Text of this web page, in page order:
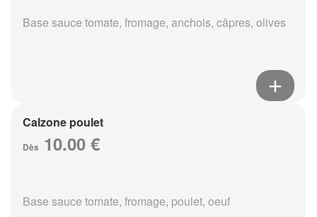
Base sauce tomate, fromage, anchois, câpres, olives
Calzone poulet
Dès 10.00 €
Base sauce tomate, fromage, poulet, oeuf